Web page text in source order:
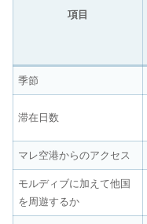
項目
季節
滞在日数
マレ空港からのアクセス
モルディブに加えて他国
を周遊するか